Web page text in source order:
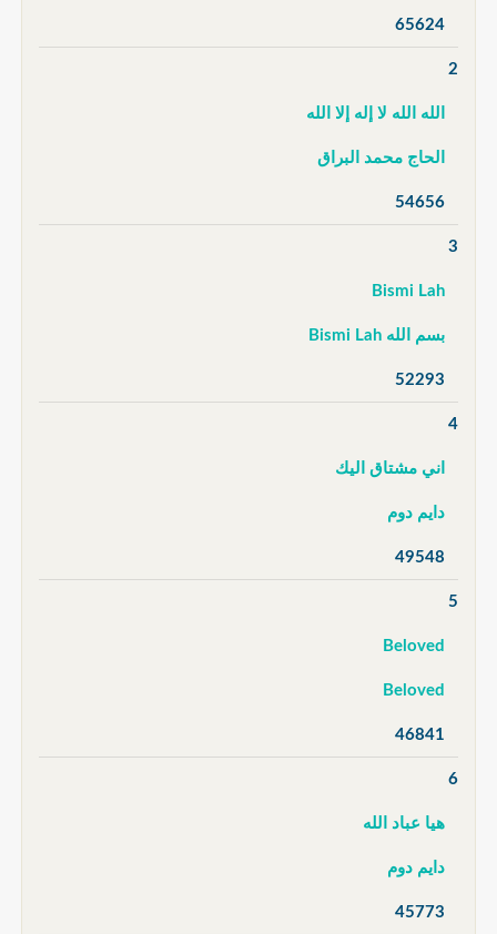
65624
2
الله الله لا إله إلا الله
الحاج محمد البراق
54656
3
Bismi Lah
بسم الله Bismi Lah
52293
4
اني مشتاق اليك
دايم دوم
49548
5
Beloved
Beloved
46841
6
هيا عباد الله
دايم دوم
45773